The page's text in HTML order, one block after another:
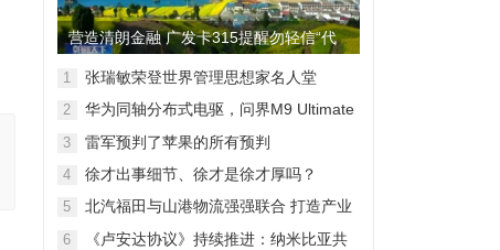
营造清朗金融 广发卡315提醒勿轻信“代
理维权”
1 张瑞敏荣登世界管理思想家名人堂
2
华为同轴分布式电驱，问界M9 Ultimate
背后的“车轮思想者”
3 雷军预判了苹果的所有预判
4 徐才出事细节、徐才是徐才厚吗？
5
北汽福田与山港物流强强联合 打造产业
融合新范本
6
《卢安达协议》持续推进：纳米比亚共